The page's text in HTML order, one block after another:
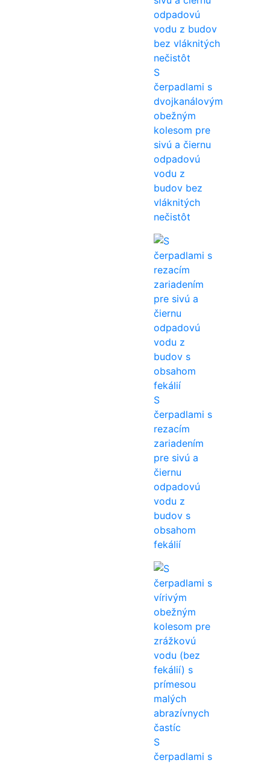
S
čerpadlami s
dvojkanálovým
obežným
kolesom pre
sivú a čiernu
odpadovú
vodu z
budov bez
vláknitých
nečistôt
S
čerpadlami s
rezacím
zariadením
pre sivú a
čiernu
odpadovú
vodu z
budov s
obsahom
fekálií
S
čerpadlami s